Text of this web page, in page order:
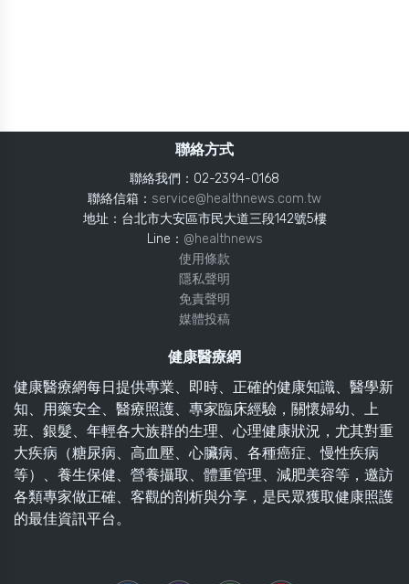
聯絡方式
聯絡我們：02-2394-0168
聯絡信箱： service@healthnews.com.tw
地址：台北市大安區市民大道三段142號5樓
Line： @healthnews
使用條款
隱私聲明
免責聲明
媒體投稿
健康醫療網
健康醫療網每日提供專業、即時、正確的健康知識、醫學新
知、用藥安全、醫療照護、專家臨床經驗，關懷婦幼、上
班、銀髮、年輕各大族群的生理、心理健康狀況，尤其對重
大疾病（糖尿病、高血壓、心臟病、各種癌症、慢性疾病
等）、養生保健、營養攝取、體重管理、減肥美容等，邀訪
各類專家做正確、客觀的剖析與分享，是民眾獲取健康照護
的最佳資訊平台。